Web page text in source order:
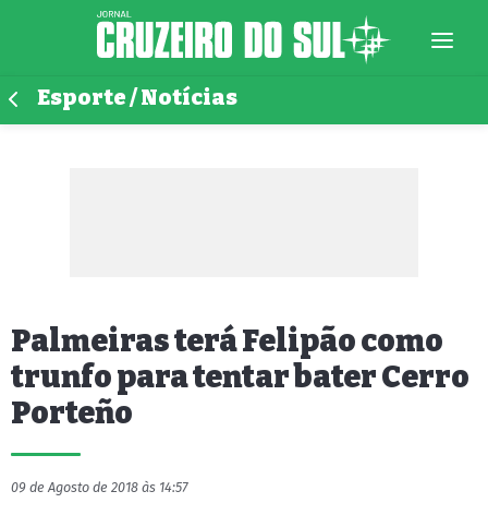
Esporte / Notícias
Palmeiras terá Felipão como
trunfo para tentar bater Cerro
Porteño
09 de Agosto de 2018 às 14:57